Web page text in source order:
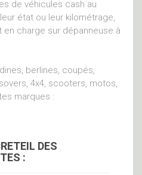
de véhicules cash au
état ou leur kilométrage,
charge sur dépanneuse à
berlines, coupés,
4x4, scooters, motos,
marques :
DES
: